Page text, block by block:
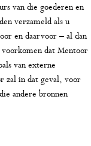
van die goederen en
verzameld als u
en daarvoor – al dan
dat Mentoor
van externe
zal in dat geval, voor
andere bronnen